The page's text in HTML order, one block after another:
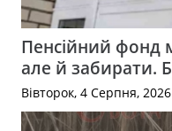
Пенсійний фонд
але й забирати.
Вівторок, 4 Серпня, 2026